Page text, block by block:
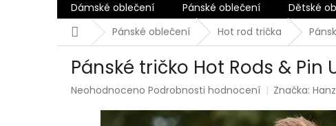
Dámské oblečení Pánské oblečení Dětské
DomůPánské oblečení Hot rod trička
Pánské tričko Hot Rods & Pin
Průměrné
Neohodnoceno Podrobnosti hodnocení Značka: